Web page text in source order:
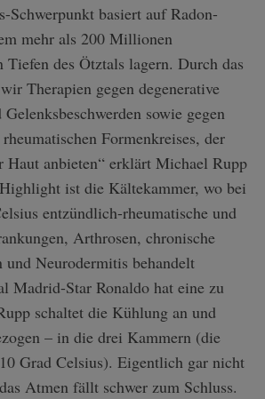
Schwerpunkt basiert auf Radon-
mehr als 200 Millionen
des Ötztals lagern. Durch das
Therapien gegen degenerative
sowie gegen
Formenkreises, der
Haut anbieten“ erklärt Michael Rupp
ist die Kältekammer, wo bei
entzündlich-rheumatische und
Arthrosen, chronische
und Neurodermitis behandelt
Madrid-Star Ronaldo hat eine zu
schaltet die Kühlung an und
– in die drei Kammern (die
Grad Celsius). Eigentlich gar nicht
Atmen fällt schwer zum Schluss.